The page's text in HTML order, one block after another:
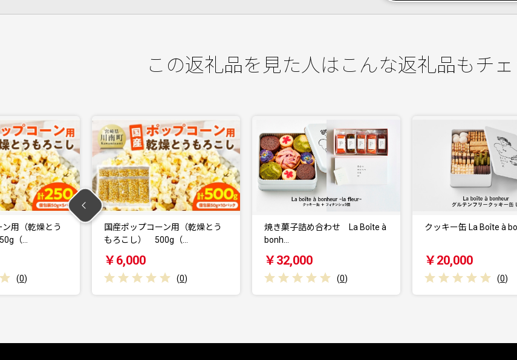
この返礼品を見た人はこんな返礼品もチェ
ポップコーン用（乾燥とう
こし） 500g（…
焼き菓子詰め合わせ La Boîte à
bonh…
クッキー缶 La Boîte à bonheur …
￥20,000
【京菓匠 鶴
￥22,000